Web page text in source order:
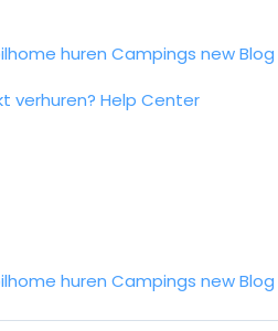
huren Campings newBlog
verhuren? Help Center
huren Campings newBlog